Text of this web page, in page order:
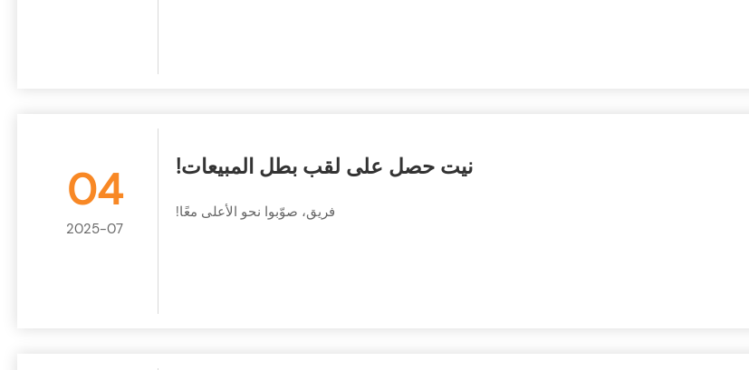
04
2025-07
نيت حصل على لقب بطل المبيعات!
فريق، صوّبوا نحو الأعلى معًا!